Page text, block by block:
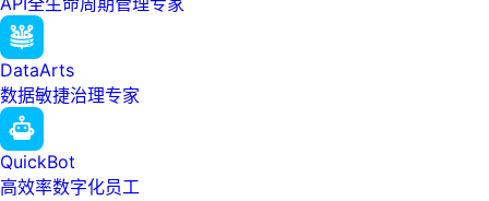
DataArts
数据敏捷治理专家
QuickBot
高效率数字化员工